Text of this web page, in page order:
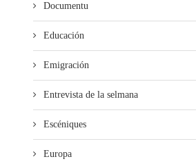
Documentu
Educación
Emigración
Entrevista de la selmana
Escéniques
Europa